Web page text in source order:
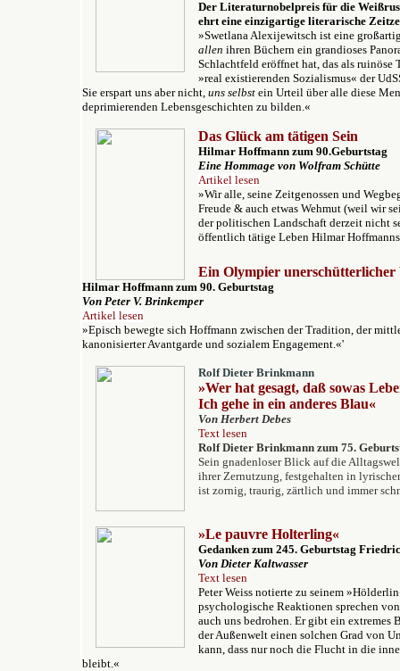
Der Literaturnobelpreis für die
ehrt eine einzigartige literarische
»Swetlana Alexijewitsch ist eine
allen ihren Büchern ein grandioses
Schlachtfeld eröffnet hat, das als ruinöse
»real existierenden Sozialismus« der
Sie erspart uns aber nicht, uns selbst ein Urteil über alle diese
deprimierenden Lebensgeschichten zu bilden.«
Das Glück am tätigen Sein
Hilmar Hoffmann zum 90.Geburtstag
Eine Hommage von Wolfram Schütte
Artikel lesen
»Wir alle, seine Zeitgenossen und
Freude & auch etwas Wehmut (weil wir
der politischen Landschaft derzeit nicht
öffentlich tätige Leben Hilmar
Ein Olympier unerschütterlicher
Hilmar Hoffmann zum 90. Geburtstag
Von Peter V. Brinkemper
Artikel lesen
»Episch bewegte sich Hoffmann zwischen der Tradition, der
kanonisierter Avantgarde und sozialem Engagement.«'
Rolf Dieter Brinkmann
»Wer hat gesagt, daß sowas
Ich gehe in ein anderes Blau«
Von Herbert Debes
Text lesen
Rolf Dieter Brinkmann zum 75.
Sein gnadenloser Blick auf die
ihrer Zernutzung, festgehalten in
ist zornig, traurig, zärtlich und immer
»Le pauvre Holterling«
Gedanken zum 245. Geburtstag
Von Dieter Kaltwasser
Text lesen
Peter Weiss notierte zu seinem
psychologische Reaktionen sprechen
auch uns bedrohen. Er gibt ein extremes
der Außenwelt einen solchen Grad von
kann, dass nur noch die Flucht in die
bleibt.«